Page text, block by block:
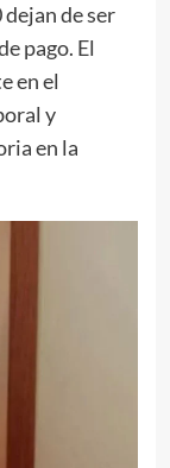
de ser
pago. El
en el
y
en la